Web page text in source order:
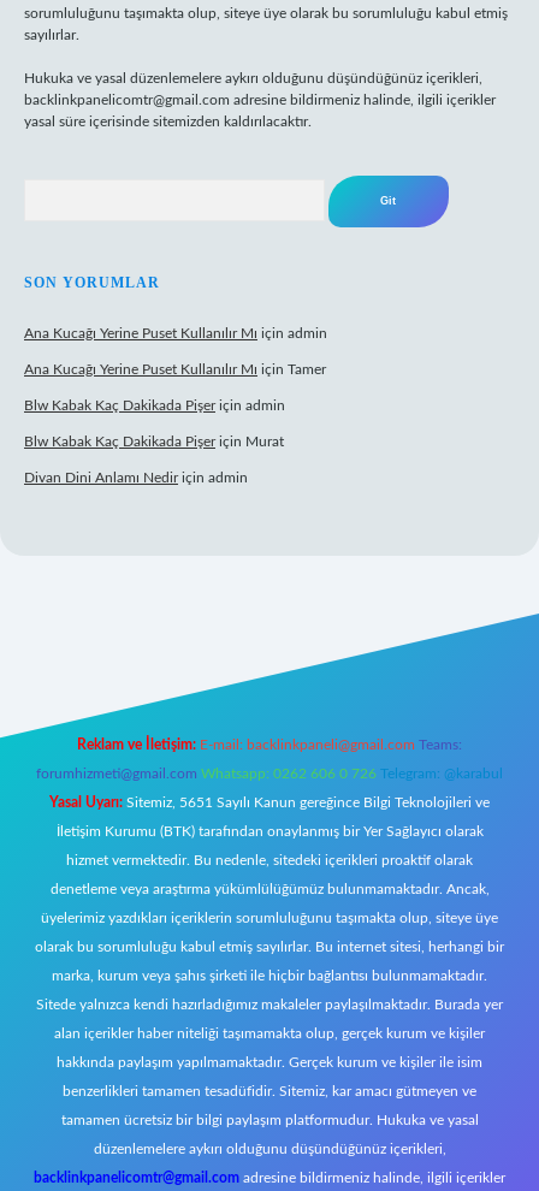
sorumluluğunu taşımakta olup, siteye üye olarak bu sorumluluğu kabul etmiş
sayılırlar.
Hukuka ve yasal düzenlemelere aykırı olduğunu düşündüğünüz içerikleri,
backlinkpanelicomtr@gmail.com adresine bildirmeniz halinde, ilgili içerikler
yasal süre içerisinde sitemizden kaldırılacaktır.
SON YORUMLAR
Ana Kucağı Yerine Puset Kullanılır Mı için admin
Ana Kucağı Yerine Puset Kullanılır Mı için Tamer
Blw Kabak Kaç Dakikada Pişeriçin admin
Blw Kabak Kaç Dakikada Pişeriçin Murat
Divan Dini Anlamı Nediriçin admin
Reklam ve İletişim: E-mail: backlinkpaneli@gmail.com Teams:
forumhizmeti@gmail.com Whatsapp: 0262 606 0 726 Telegram: @karabul
Yasal Uyarı: Sitemiz, 5651 Sayılı Kanun gereğince Bilgi Teknolojileri ve
İletişim Kurumu (BTK) tarafından onaylanmış bir Yer Sağlayıcı olarak
hizmet vermektedir. Bu nedenle, sitedeki içerikleri proaktif olarak
denetleme veya araştırma yükümlülüğümüz bulunmamaktadır. Ancak,
üyelerimiz yazdıkları içeriklerin sorumluluğunu taşımakta olup, siteye üye
olarak bu sorumluluğu kabul etmiş sayılırlar. Bu internet sitesi, herhangi bir
marka, kurum veya şahıs şirketi ile hiçbir bağlantısı bulunmamaktadır.
Sitede yalnızca kendi hazırladığımız makaleler paylaşılmaktadır. Burada yer
alan içerikler haber niteliği taşımamakta olup, gerçek kurum ve kişiler
hakkında paylaşım yapılmamaktadır. Gerçek kurum ve kişiler ile isim
benzerlikleri tamamen tesadüfidir. Sitemiz, kar amacı gütmeyen ve
tamamen ücretsiz bir bilgi paylaşım platformudur. Hukuka ve yasal
düzenlemelere aykırı olduğunu düşündüğünüz içerikleri,
backlinkpanelicomtr@gmail.com adresine bildirmeniz halinde, ilgili içerikler